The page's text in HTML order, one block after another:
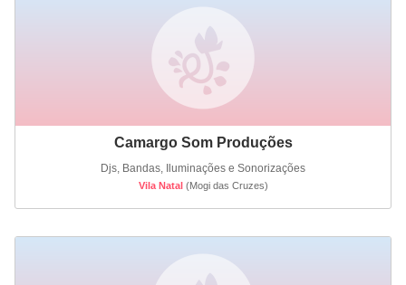
Camargo Som Produções
Djs, Bandas, Iluminações e Sonorizações
Vila Natal (Mogi das Cruzes)